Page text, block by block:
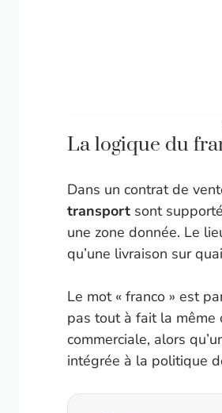
La logique du
Dans un contrat de
transport sont
une zone donnée. Le
qu’une livraison sur
Le mot « franco » est
pas tout à fait la même
commerciale, alors
intégrée à la politique